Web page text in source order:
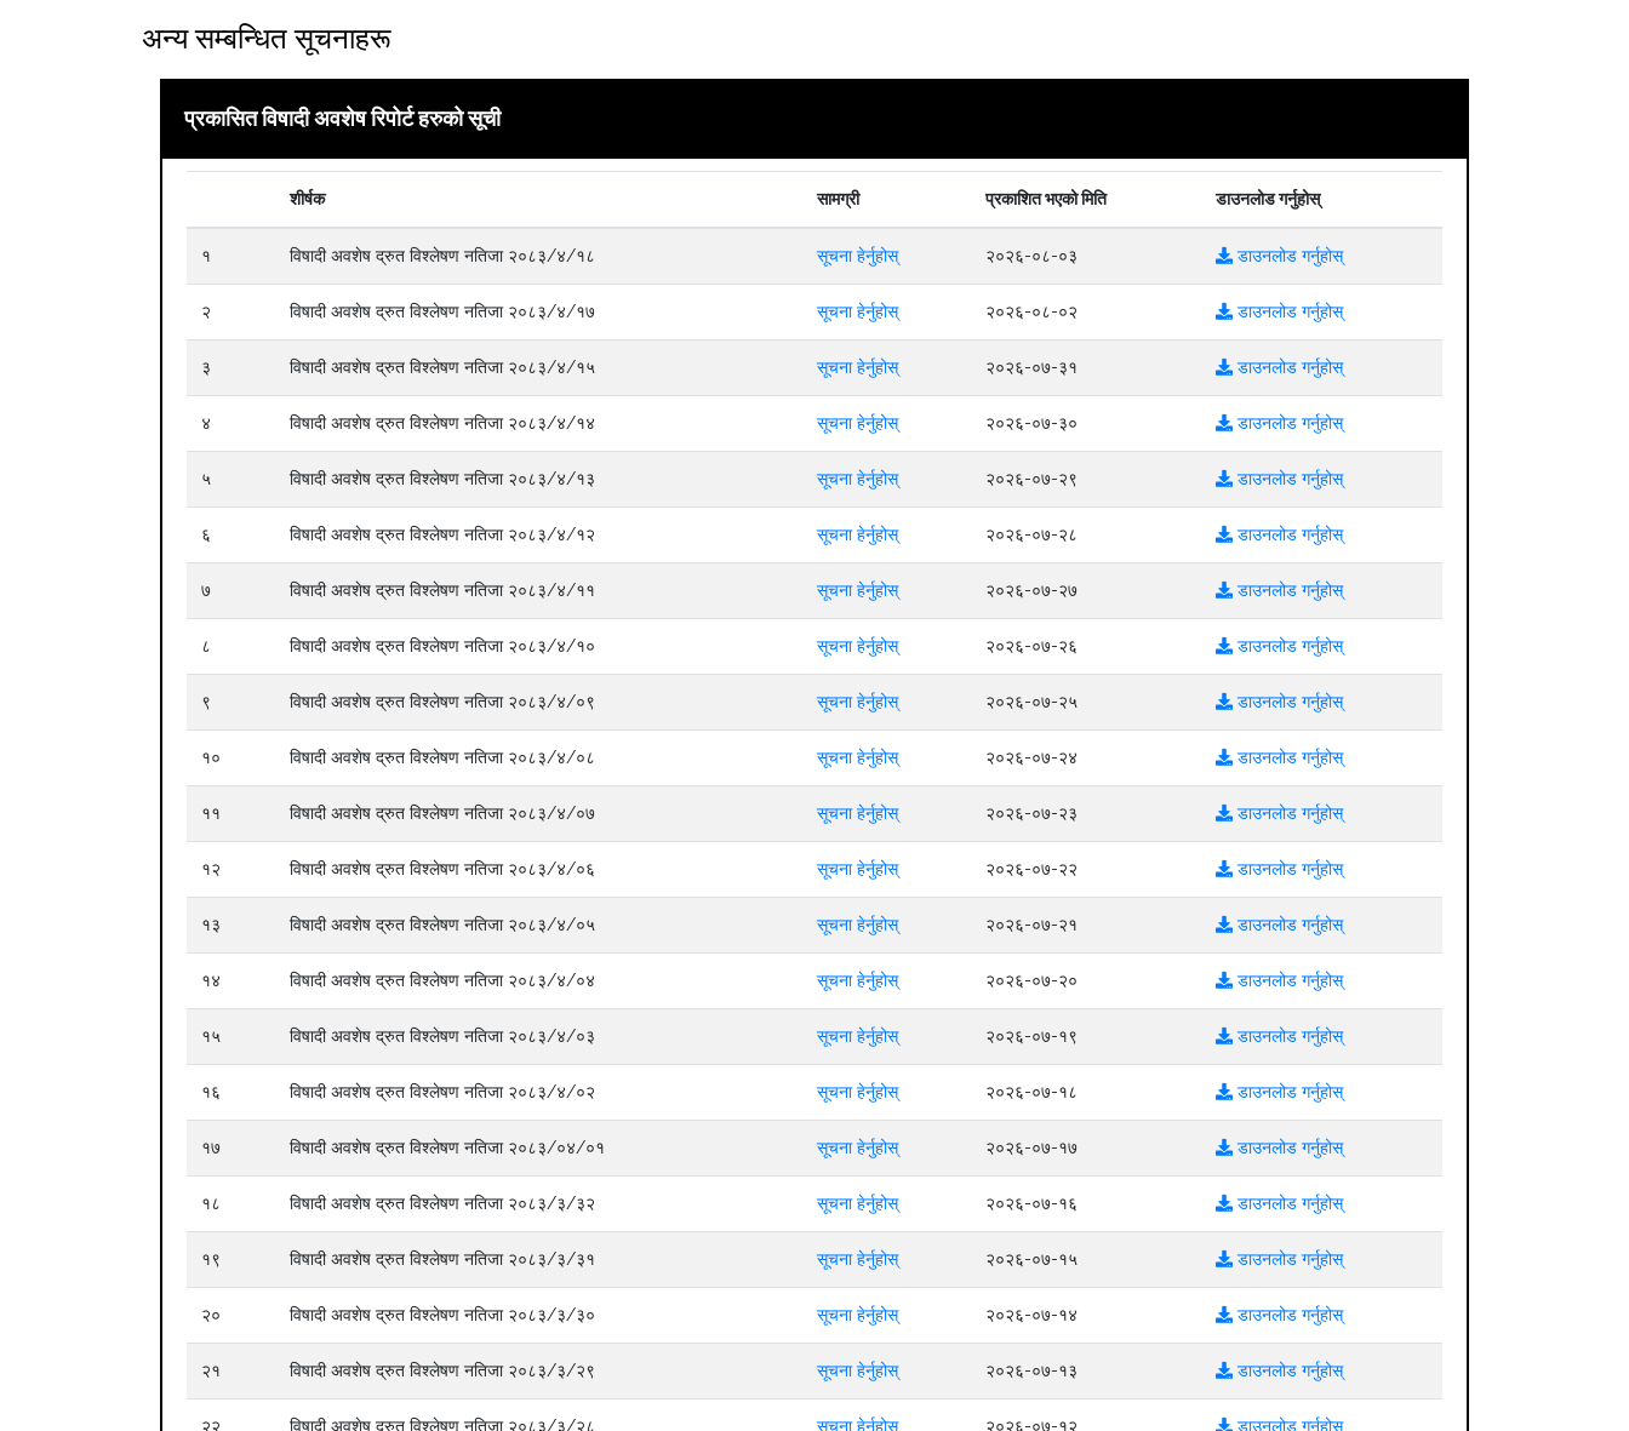
अन्य सम्बन्धित सूचनाहरू
प्रकासित विषादी अवशेष रिपोर्ट हरुको सूची
शीर्षक सामग्री प्रकाशित भएको मिति डाउनलोड गर्नुहोस्
१ विषादी अवशेष द्रुत विश्लेषण नतिजा २०८३/४/१८ सूचना हेर्नुहोस् २०२६-०८-०३ डाउनलोड गर्नुहोस्
२ विषादी अवशेष द्रुत विश्लेषण नतिजा २०८३/४/१७ सूचना हेर्नुहोस् २०२६-०८-०२ डाउनलोड गर्नुहोस्
३ विषादी अवशेष द्रुत विश्लेषण नतिजा २०८३/४/१५ सूचना हेर्नुहोस् २०२६-०७-३१ डाउनलोड गर्नुहोस्
४ विषादी अवशेष द्रुत विश्लेषण नतिजा २०८३/४/१४ सूचना हेर्नुहोस् २०२६-०७-३० डाउनलोड गर्नुहोस्
५ विषादी अवशेष द्रुत विश्लेषण नतिजा २०८३/४/१३ सूचना हेर्नुहोस् २०२६-०७-२९ डाउनलोड गर्नुहोस्
६ विषादी अवशेष द्रुत विश्लेषण नतिजा २०८३/४/१२ सूचना हेर्नुहोस् २०२६-०७-२८ डाउनलोड गर्नुहोस्
७ विषादी अवशेष द्रुत विश्लेषण नतिजा २०८३/४/११ सूचना हेर्नुहोस् २०२६-०७-२७ डाउनलोड गर्नुहोस्
८ विषादी अवशेष द्रुत विश्लेषण नतिजा २०८३/४/१० सूचना हेर्नुहोस् २०२६-०७-२६ डाउनलोड गर्नुहोस्
९ विषादी अवशेष द्रुत विश्लेषण नतिजा २०८३/४/०९ सूचना हेर्नुहोस् २०२६-०७-२५ डाउनलोड गर्नुहोस्
१० विषादी अवशेष द्रुत विश्लेषण नतिजा २०८३/४/०८ सूचना हेर्नुहोस् २०२६-०७-२४ डाउनलोड गर्नुहोस्
११ विषादी अवशेष द्रुत विश्लेषण नतिजा २०८३/४/०७ सूचना हेर्नुहोस् २०२६-०७-२३ डाउनलोड गर्नुहोस्
१२ विषादी अवशेष द्रुत विश्लेषण नतिजा २०८३/४/०६ सूचना हेर्नुहोस् २०२६-०७-२२ डाउनलोड गर्नुहोस्
१३ विषादी अवशेष द्रुत विश्लेषण नतिजा २०८३/४/०५ सूचना हेर्नुहोस् २०२६-०७-२१ डाउनलोड गर्नुहोस्
१४ विषादी अवशेष द्रुत विश्लेषण नतिजा २०८३/४/०४ सूचना हेर्नुहोस् २०२६-०७-२० डाउनलोड गर्नुहोस्
१५ विषादी अवशेष द्रुत विश्लेषण नतिजा २०८३/४/०३ सूचना हेर्नुहोस् २०२६-०७-१९ डाउनलोड गर्नुहोस्
१६ विषादी अवशेष द्रुत विश्लेषण नतिजा २०८३/४/०२ सूचना हेर्नुहोस् २०२६-०७-१८ डाउनलोड गर्नुहोस्
१७ विषादी अवशेष द्रुत विश्लेषण नतिजा २०८३/०४/०१ सूचना हेर्नुहोस् २०२६-०७-१७ डाउनलोड गर्नुहोस्
१८ विषादी अवशेष द्रुत विश्लेषण नतिजा २०८३/३/३२ सूचना हेर्नुहोस् २०२६-०७-१६ डाउनलोड गर्नुहोस्
१९ विषादी अवशेष द्रुत विश्लेषण नतिजा २०८३/३/३१ सूचना हेर्नुहोस् २०२६-०७-१५ डाउनलोड गर्नुहोस्
२० विषादी अवशेष द्रुत विश्लेषण नतिजा २०८३/३/३० सूचना हेर्नुहोस् २०२६-०७-१४ डाउनलोड गर्नुहोस्
२१ विषादी अवशेष द्रुत विश्लेषण नतिजा २०८३/३/२९ सूचना हेर्नुहोस् २०२६-०७-१३ डाउनलोड गर्नुहोस्
२२ विषादी अवशेष द्रुत विश्लेषण नतिजा २०८३/३/२८ सूचना हेर्नुहोस् २०२६-०७-१२ डाउनलोड गर्नुहोस्